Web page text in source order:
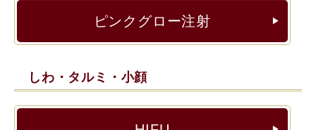
ピンクグロー注射 ▶︎
しわ・タルミ・小顔